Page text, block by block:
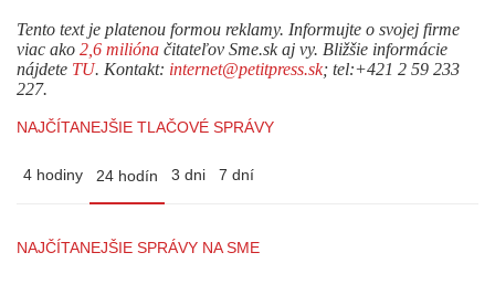
Tento text je platenou formou reklamy. Informujte o svojej firme
viac ako 2,6 milióna čitateľov Sme.sk aj vy. Bližšie informácie
nájdete TU. Kontakt: internet@petitpress.sk; tel:+421 2 59 233
227.
NAJČÍTANEJŠIE TLAČOVÉ SPRÁVY
4 hodiny 24 hodín 3 dni 7 dní
NAJČÍTANEJŠIE SPRÁVY NA SME